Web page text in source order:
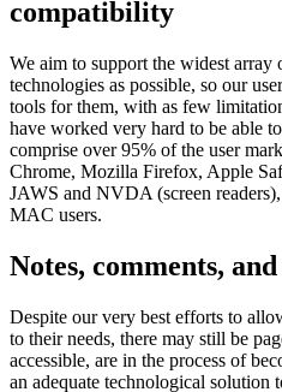
compatibility
We aim to support the widest array
technologies as possible, so our
tools for them, with as few
have worked very hard to be able
comprise over 95% of the user
Chrome, Mozilla Firefox, Apple
JAWS and NVDA (screen
MAC users.
Notes, comments,
Despite our very best efforts to
to their needs, there may still be
accessible, are in the process of
an adequate technological solution